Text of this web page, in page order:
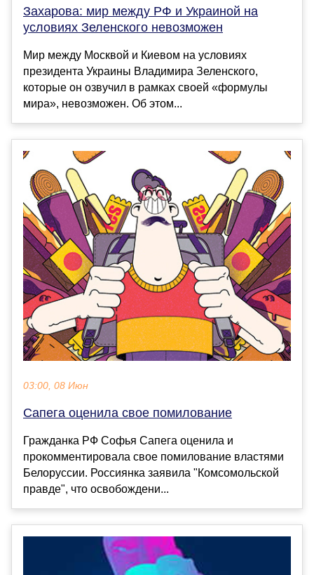
Захарова: мир между РФ и Украиной на
условиях Зеленского невозможен
Мир между Москвой и Киевом на условиях
президента Украины Владимира Зеленского,
которые он озвучил в рамках своей «формулы
мира», невозможен. Об этом...
03:00, 08 Июн
Сапега оценила свое помилование
Гражданка РФ Софья Сапега оценила и
прокомментировала свое помилование властями
Белоруссии. Россиянка заявила "Комсомольской
правде", что освобождени...